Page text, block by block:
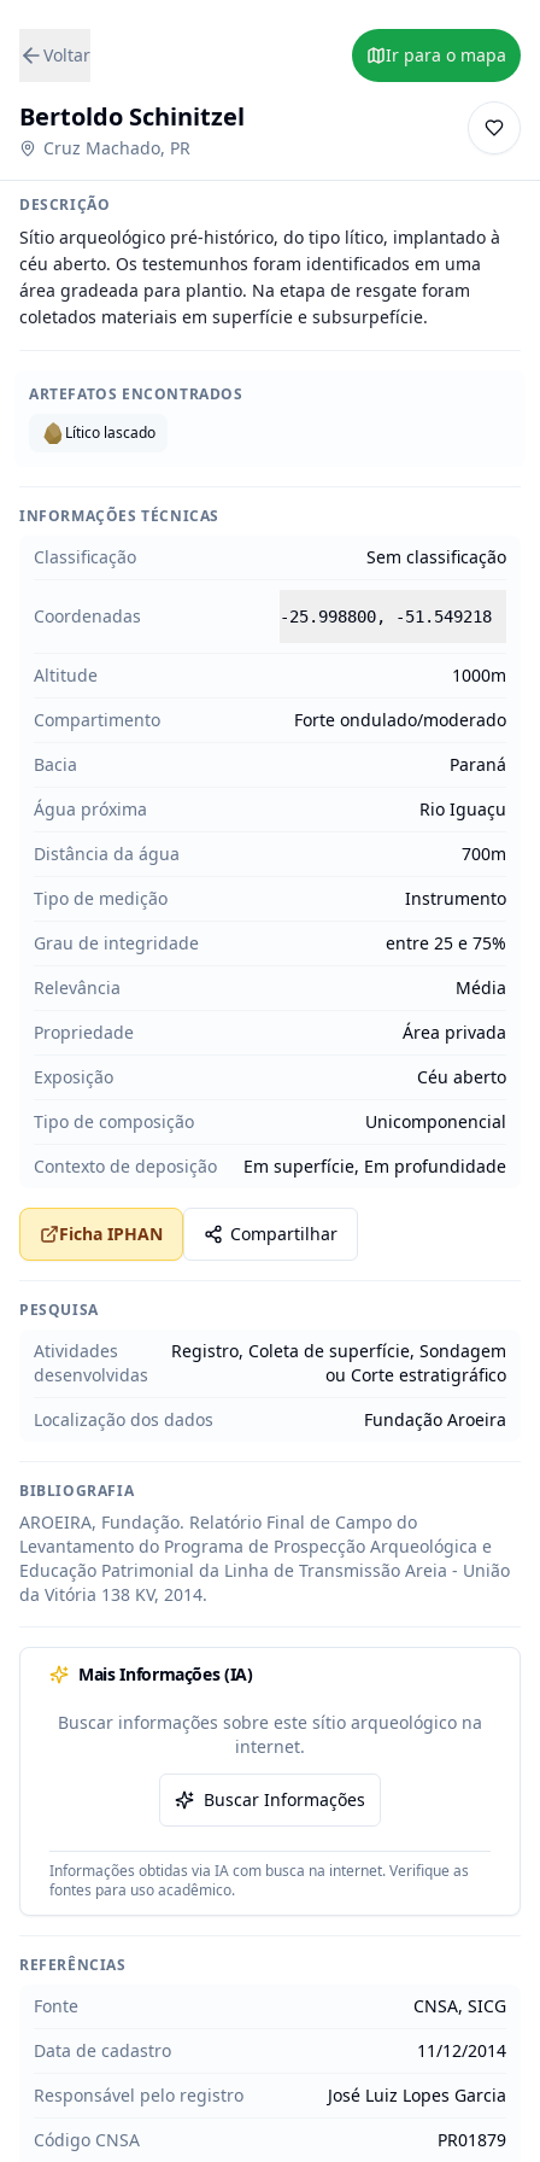
Voltar Ir para o mapa
Bertoldo Schinitzel
Cruz Machado, PR
DESCRIÇÃO
Sítio arqueológico pré-histórico, do tipo lítico, implantado à
céu aberto. Os testemunhos foram identificados em uma
área gradeada para plantio. Na etapa de resgate foram
coletados materiais em superfície e subsurpefície.
ARTEFATOS ENCONTRADOS
Lítico lascado
INFORMAÇÕES TÉCNICAS
Classificação Sem classificação
Coordenadas -25.998800, -51.549218
Altitude
1000m
Compartimento
Forte ondulado/moderado
Bacia
Paraná
Água próxima
Rio Iguaçu
Distância da água
700m
Tipo de medição
Instrumento
Grau de integridade
entre 25 e 75%
Relevância
Média
Propriedade
Área privada
Exposição
Céu aberto
Tipo de composição
Unicomponencial
Contexto de deposição
Em superfície, Em profundidade
Ficha IPHAN Compartilhar
PESQUISA
Atividades
desenvolvidas
Registro, Coleta de superfície, Sondagem
ou Corte estratigráfico
Localização dos dados
Fundação Aroeira
BIBLIOGRAFIA
AROEIRA, Fundação. Relatório Final de Campo do
Levantamento do Programa de Prospecção Arqueológica e
Educação Patrimonial da Linha de Transmissão Areia - União
da Vitória 138 KV, 2014.
Mais Informações (IA)
Buscar informações sobre este sítio arqueológico na
internet.
Buscar Informações
Informações obtidas via IA com busca na internet. Verifique as
fontes para uso acadêmico.
REFERÊNCIAS
Fonte
CNSA, SICG
Data de cadastro
11/12/2014
Responsável pelo registro
José Luiz Lopes Garcia
Código CNSA
PR01879